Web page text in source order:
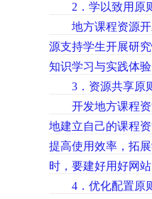
2．学以致用原
地方课程资源开
源支持学生开展研
知识学习与实践体
3．资源共享原
开发地方课程资
地建立自己的课程
提高使用效率，拓
时，要建好用好网
4．优化配置原